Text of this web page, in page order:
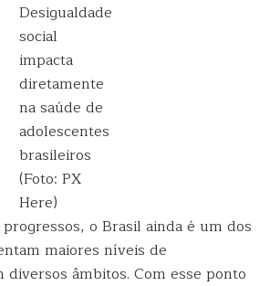
Desigualdade
social
impacta
diretamente
na saúde de
adolescentes
brasileiros
(Foto: PX
Here)
o Brasil ainda é um dos
maiores níveis de
diversos âmbitos. Com esse ponto